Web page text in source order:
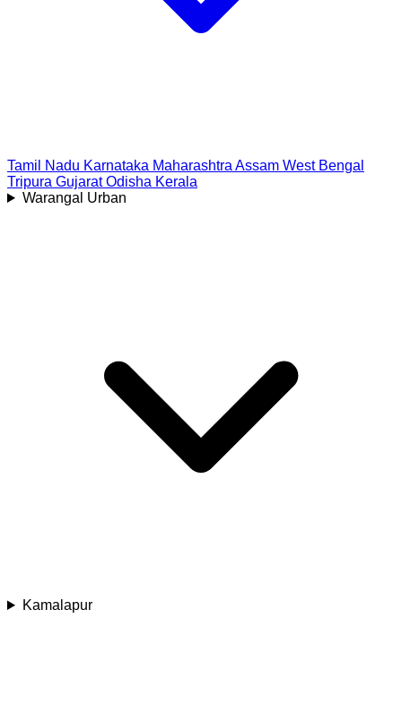
Tamil Nadu Karnataka Maharashtra Assam West Bengal
Tripura Gujarat Odisha Kerala
Warangal Urban
Kamalapur